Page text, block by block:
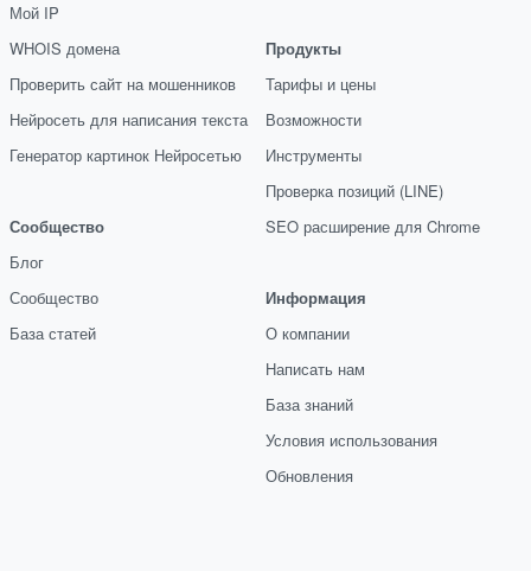
Мой IP
WHOIS домена
Проверить сайт на мошенников
Нейросеть для написания текста
Генератор картинок Нейросетью
Сообщество
Блог
Сообщество
База статей
Продукты
Тарифы и цены
Возможности
Инструменты
Проверка позиций (LINE)
SEO расширение для Chrome
Информация
О компании
Написать нам
База знаний
Условия использования
Обновления